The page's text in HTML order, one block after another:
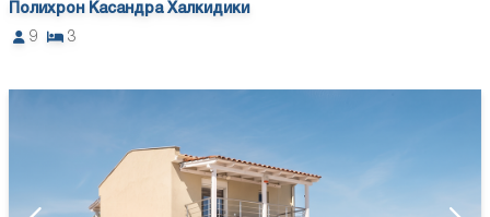
Полихрон Касандра Халкидики
9
3